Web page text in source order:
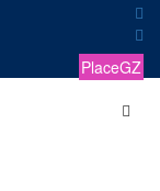
PlaceGZ